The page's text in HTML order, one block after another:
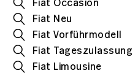
Fiat Occasion
Fiat Neu
Fiat Vorführmodell
Fiat Tageszulassung
Fiat Limousine